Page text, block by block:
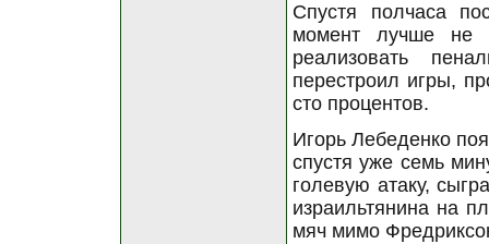
Спустя полчаса
момент лучше не
реализовать
перестроил игры,
сто процентов.
Игорь Лебеденко
спустя уже семь
голевую атаку,
израильтянина на
мяч мимо